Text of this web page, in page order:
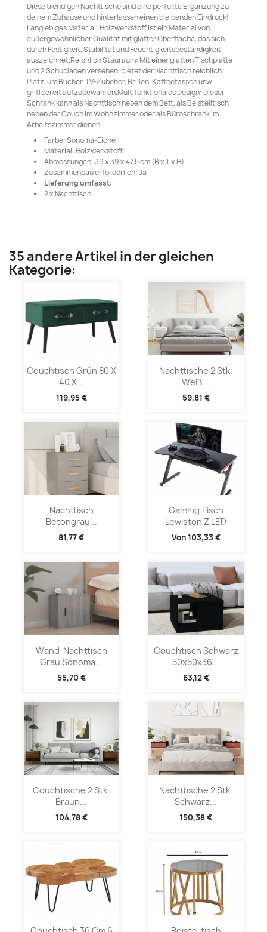
Diese trendigen Nachttische sind eine perfekte Ergänzung zu
deinem Zuhause und hinterlassen einen bleibenden Eindruck!
Langlebiges Material: Holzwerkstoff ist ein Material von
außergewöhnlicher Qualität mit glatter Oberfläche, das sich
durch Festigkeit, Stabilität und Feuchtigkeitsbeständigkeit
auszeichnet.Reichlich Stauraum: Mit einer glatten Tischplatte
und 2 Schubladen versehen, bietet der Nachttisch reichlich
Platz, um Bücher, TV-Zubehör, Brillen, Kaffeetassen usw.
griffbereit aufzubewahren.Multifunktionales Design: Dieser
Schrank kann als Nachttisch neben dem Bett, als Beistelltisch
neben der Couch im Wohnzimmer oder als Büroschrank im
Arbeitszimmer dienen.
Farbe: Sonoma-Eiche
Material: Holzwerkstoff
Abmessungen: 39 x 39 x 47,5 cm (B x T x H)
Zusammenbau erforderlich: Ja
Lieferung umfasst:
2 x Nachttisch
35 andere Artikel in der gleichen
Kategorie:
Couchtisch Grün 80 X
40 X...
119,95 €
Nachttische 2 Stk.
Weiß...
59,81 €
Nachttisch
Betongrau...
81,77 €
Gaming Tisch
Lewiston Z LED
Von103,33 €
Wand-Nachttisch
Grau Sonoma...
55,70 €
Couchtisch Schwarz
50x50x36...
63,12 €
Couchtische 2 Stk.
Braun...
104,78 €
Nachttische 2 Stk.
Schwarz...
150,38 €